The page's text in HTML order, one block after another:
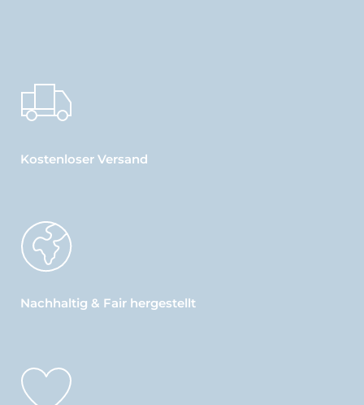
Kostenloser Versand
Nachhaltig & Fair hergestellt